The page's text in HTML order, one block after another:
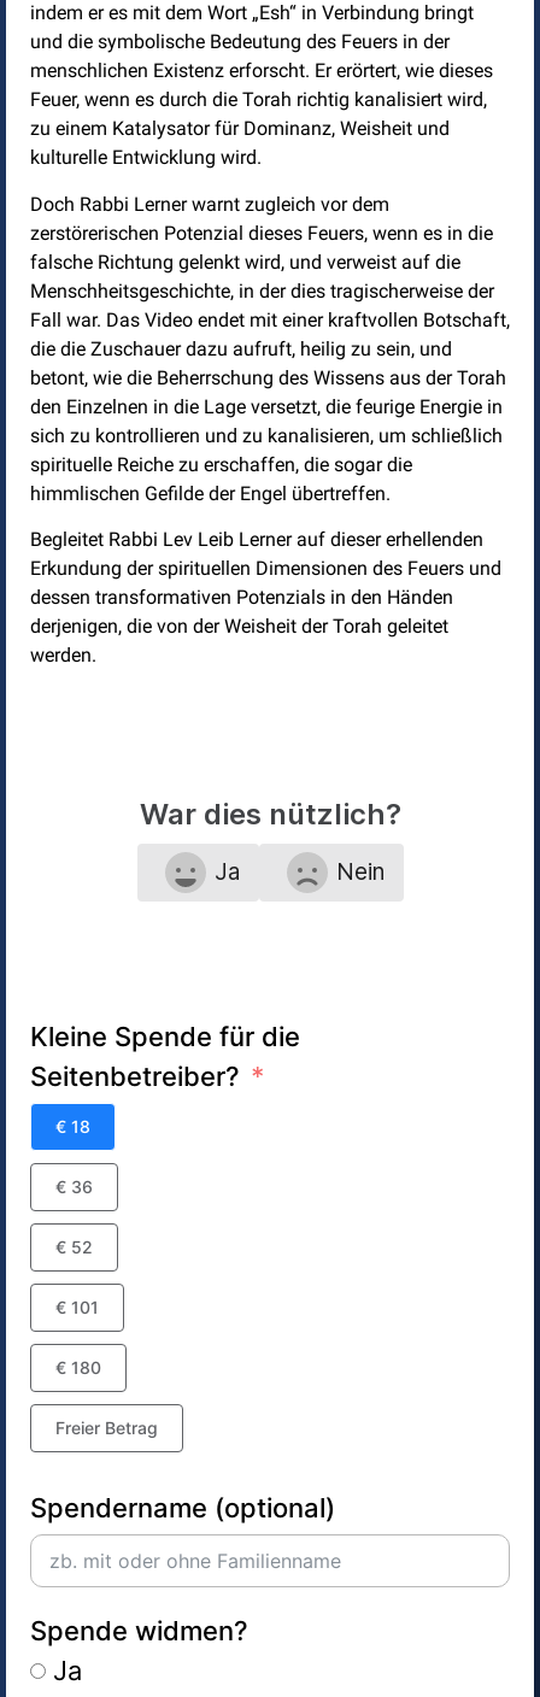
indem er es mit dem Wort „Esh“ in Verbindung bringt
und die symbolische Bedeutung des Feuers in der
menschlichen Existenz erforscht. Er erörtert, wie dieses
Feuer, wenn es durch die Torah richtig kanalisiert wird,
zu einem Katalysator für Dominanz, Weisheit und
kulturelle Entwicklung wird.
Doch Rabbi Lerner warnt zugleich vor dem
zerstörerischen Potenzial dieses Feuers, wenn es in die
falsche Richtung gelenkt wird, und verweist auf die
Menschheitsgeschichte, in der dies tragischerweise der
Fall war. Das Video endet mit einer kraftvollen Botschaft,
die die Zuschauer dazu aufruft, heilig zu sein, und
betont, wie die Beherrschung des Wissens aus der Torah
den Einzelnen in die Lage versetzt, die feurige Energie in
sich zu kontrollieren und zu kanalisieren, um schließlich
spirituelle Reiche zu erschaffen, die sogar die
himmlischen Gefilde der Engel übertreffen.
Begleitet Rabbi Lev Leib Lerner auf dieser erhellenden
Erkundung der spirituellen Dimensionen des Feuers und
dessen transformativen Potenzials in den Händen
derjenigen, die von der Weisheit der Torah geleitet
werden.
War dies nützlich?
Ja Nein
Kleine Spende für die
Seitenbetreiber?
€ 18
€ 36
€ 52
€ 101
€ 180
Freier Betrag
Spendername (optional)
Spende widmen?
Ja